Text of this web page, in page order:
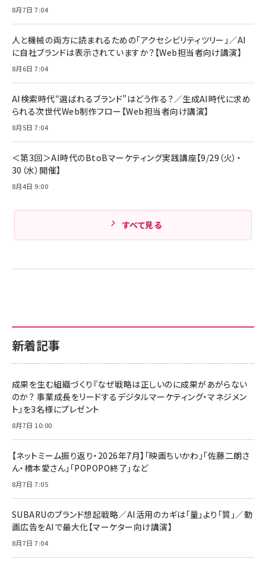
組織の成果を最大化する ルールのデザイン
￥1,980
Amazonランキングをもっと見る
全ワイヤレスイヤホン/アクティブノイズキャンセリ
技術基準適合】ブラック
￥5,990
ケーブル Anker絡まないケーブル 240W 結束バン
ド付き USB PD対応 シリコン素材採用 iPhone
17 / 16 / 15 / Galaxy iPad Pro MacBook
Pro/Air 各種対応 (1.8m ミッドナイトブラック)
￥1,890
サッポロ 生ビール 黒ラベル 350ml 缶 24本 ビー
ル ケース買い【6/30応募〆切! 黒ラベルビヤセラー
￥4,857
新着記事
成果を生む組織づくり『なぜ戦略は正しいのに成果があがらない
のか？ 事業成長をリードするデジタルマーケティング・マネジメン
ト』を3名様にプレゼント
8月7日 10:00
【ネットミーム振り返り・2026年7月】「映画ちいかわ」「佐藤二朗さ
ん・橋本愛さん」「POPOPO終了」など
8月7日 7:05
SUBARUのブランド想起戦略／AI活用のカギは「量」より「質」／動
画広告をAIで最大化【マーケター向け講演】
8月7日 7:04
8月7日 7:04
人と機械の両方に読まれるための「アクセシビリティツリー」／AI
に自社ブランドは表示されていますか？【Web担当者向け講演】
8月6日 7:04
AI検索時代“選ばれるブランド”はどう作る？／生成AI時代に求め
られる次世代Web制作フロー【Web担当者向け講演】
8月5日 7:04
＜第3回＞AI時代のBtoBマーケティング実践講座【9/29（火）・
30（水）開催】
8月4日 9:00
すべて見る